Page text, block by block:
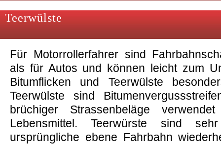
Teerwülste
Für Motorrollerfahrer sind
als für Autos und können leicht zum
Bitumflicken und Teerwülste
Teerwülste sind
brüchiger Strassenbeläge
Lebensmittel. Teerwürste sind
ursprüngliche ebene Fahrbahn